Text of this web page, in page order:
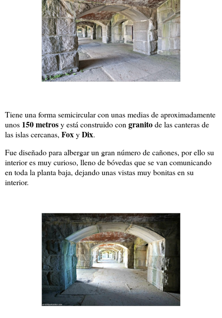
Tiene una forma semicircular con unas medias de aproximadamente
unos 150 metrosy está construido con granitode las canteras de
las islas cercanas, FoxyDix.
Fue diseñado para albergar un gran número de cañones, por ello su
interior es muy curioso, lleno de bóvedas que se van comunicando
en toda la planta baja, dejando unas vistas muy bonitas en su
interior.